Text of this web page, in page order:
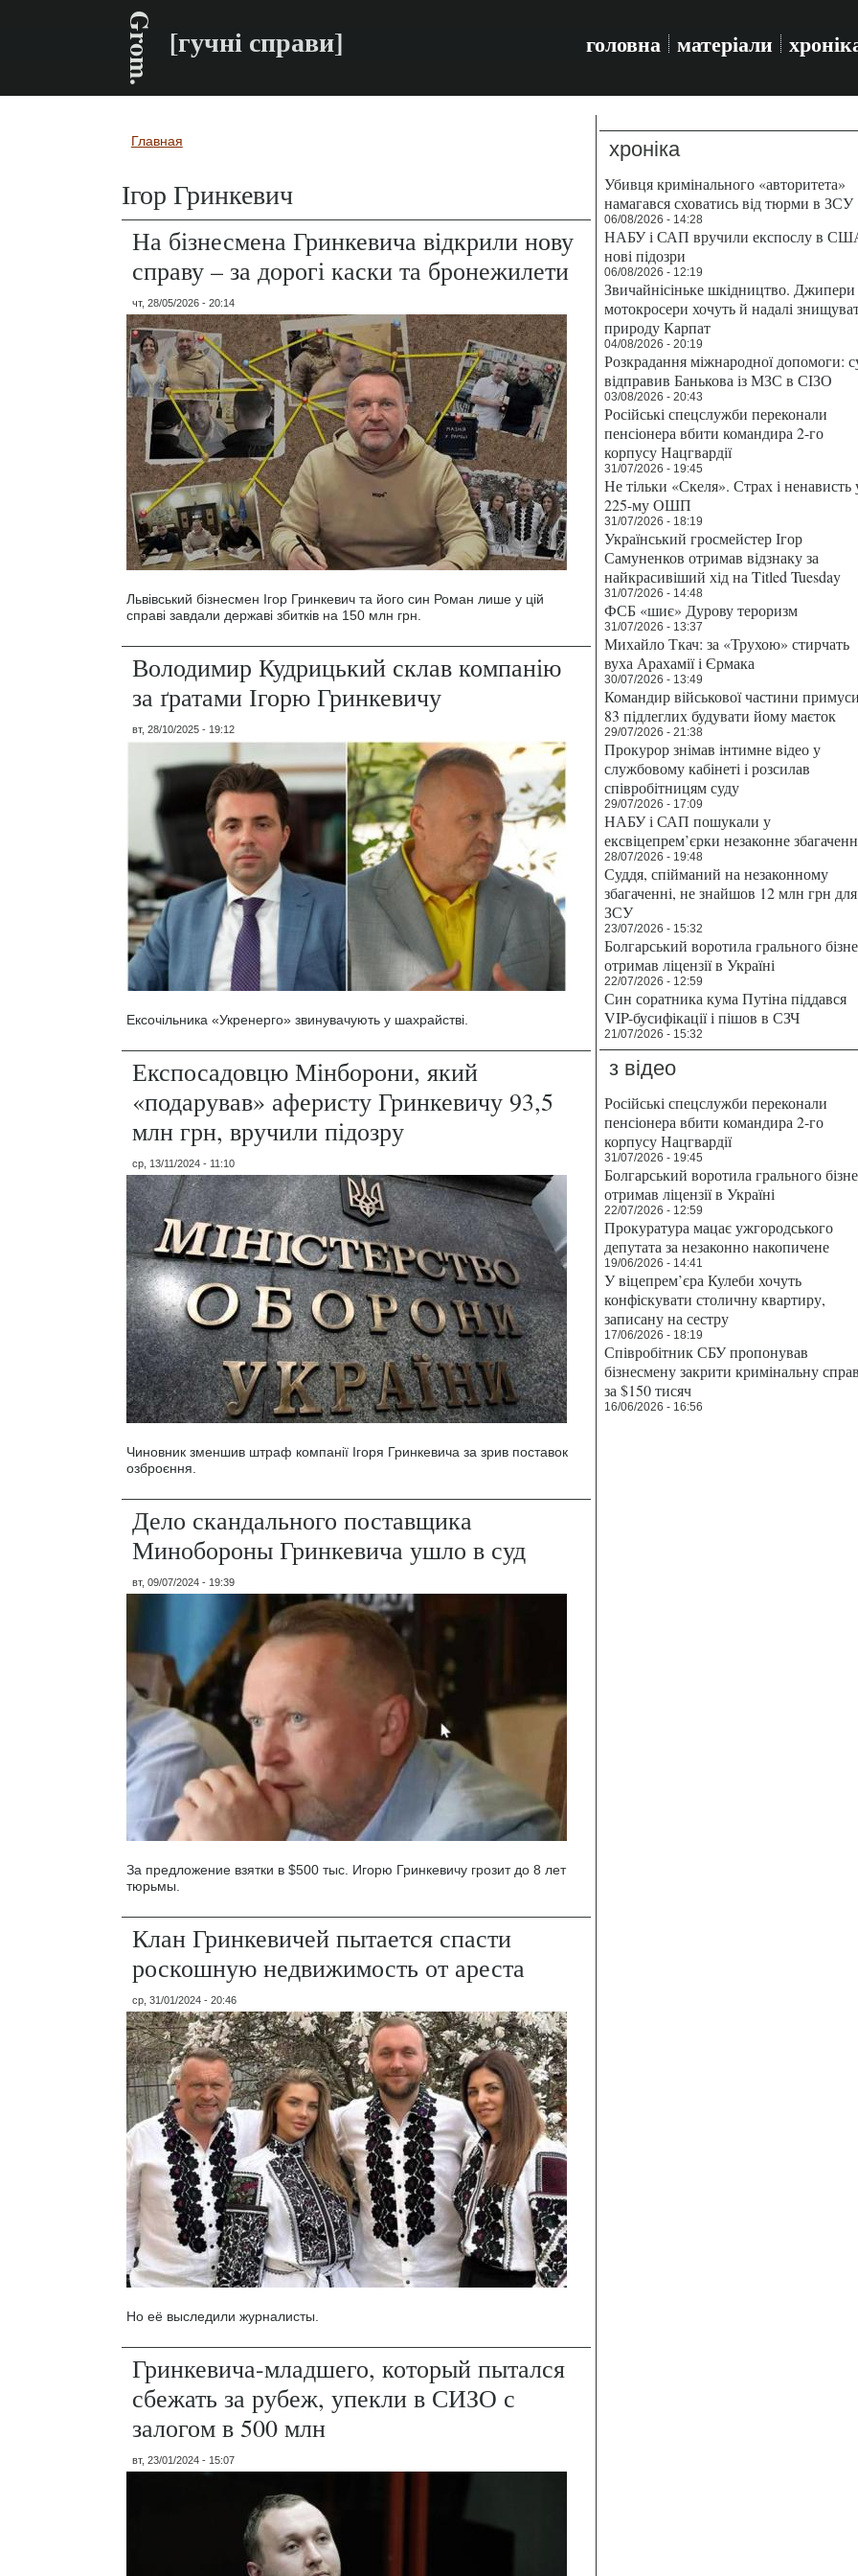
Grom. [гучні справи] головна матеріали
Вы здесь
Главная
Ігор Гринкевич
На бізнесмена Гринкевича відкрили нову
справу – за дорогі каски та бронежилети
чт, 28/05/2026 - 20:14
Львівський бізнесмен Ігор Гринкевич та його син Роман лише у цій
справі завдали державі збитків на 150 млн грн.
Володимир Кудрицький склав компанію
за ґратами Ігорю Гринкевичу
вт, 28/10/2025 - 19:12
Ексочільника «Укренерго» звинувачують у шахрайстві.
Експосадовцю Мінборони, який
«подарував» аферисту Гринкевичу 93,5
млн грн, вручили підозру
ср, 13/11/2024 - 11:10
Чиновник зменшив штраф компанії Ігоря Гринкевича за зрив поставок
озброєння.
Дело скандального поставщика
Минобороны Гринкевича ушло в суд
вт, 09/07/2024 - 19:39
За предложение взятки в $500 тыс. Игорю Гринкевичу грозит до 8 лет
тюрьмы.
Клан Гринкевичей пытается спасти
роскошную недвижимость от ареста
ср, 31/01/2024 - 20:46
Но её выследили журналисты.
Гринкевича-младшего, который пытался
сбежать за рубеж, упекли в СИЗО с
залогом в 500 млн
вт, 23/01/2024 - 15:07
хроніка
Убивця кримінального «авторитета»
намагався сховатись від тюрми в ЗСУ
06/08/2026 - 14:28
НАБУ і САП вручили експослу в
нові підозри
06/08/2026 - 12:19
Звичайнісіньке шкідництво. Джипери
мотокросери хочуть й надалі
природу Карпат
04/08/2026 - 20:19
Розкрадання міжнародної допомоги:
відправив Банькова із МЗС в СІЗО
03/08/2026 - 20:43
Російські спецслужби переконали
пенсіонера вбити командира 2-го
корпусу Нацгвардії
31/07/2026 - 19:45
Не тільки «Скеля». Страх і ненависть
225-му ОШП
31/07/2026 - 18:19
Український гросмейстер Ігор
Самуненков отримав відзнаку за
найкрасивіший хід на Titled Tuesday
31/07/2026 - 14:48
ФСБ «шиє» Дурову тероризм
31/07/2026 - 13:37
Михайло Ткач: за «Трухою» стирчать
вуха Арахамії і Єрмака
30/07/2026 - 13:49
Командир військової частини
83 підлеглих будувати йому маєток
29/07/2026 - 21:38
Прокурор знімав інтимне відео у
службовому кабінеті і розсилав
співробітницям суду
29/07/2026 - 17:09
НАБУ і САП пошукали у
ексвіцепрем’єрки незаконне
28/07/2026 - 19:48
Суддя, спійманий на незаконному
збагаченні, не знайшов 12 млн грн для
ЗСУ
23/07/2026 - 15:32
Болгарський воротила грального
отримав ліцензії в Україні
22/07/2026 - 12:59
Син соратника кума Путіна піддався
VIP-бусифікації і пішов в СЗЧ
21/07/2026 - 15:32
з відео
Російські спецслужби переконали
пенсіонера вбити командира 2-го
корпусу Нацгвардії
31/07/2026 - 19:45
Болгарський воротила грального
отримав ліцензії в Україні
22/07/2026 - 12:59
Прокуратура мацає ужгородського
депутата за незаконно накопичене
19/06/2026 - 14:41
У віцепрем’єра Кулеби хочуть
конфіскувати столичну квартиру,
записану на сестру
17/06/2026 - 18:19
Співробітник СБУ пропонував
бізнесмену закрити кримінальну
за $150 тисяч
16/06/2026 - 16:56